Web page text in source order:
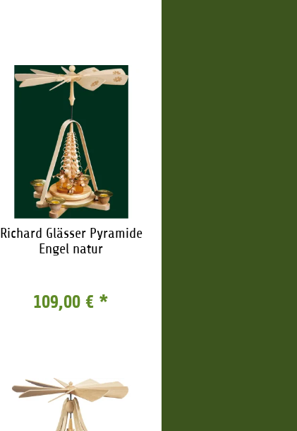
Richard Glässer Pyramide
Engel natur
109,00 € *